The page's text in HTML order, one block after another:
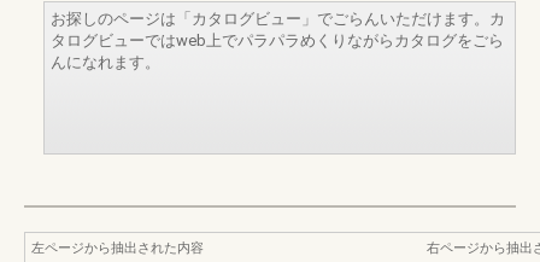
お探しのページは「カタログビュー」でごらんいただけます。カ
タログビューではweb上でパラパラめくりながらカタログをごら
んになれます。
左ページから抽出された内容
右ページから抽出